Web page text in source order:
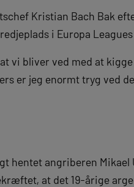
Kristian Bach Bak
i Europa
vi bliver ved med at
er jeg enormt tryg ved
hentet angriberen
at det 19-årige